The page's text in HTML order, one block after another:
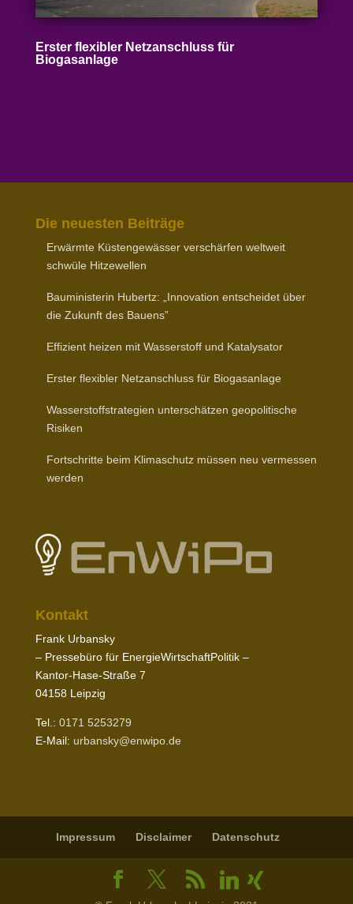
Erster flexibler Netz­an­schluss für
Biogasanlage
Die neuesten Beiträge
Erwärmte Küsten­ge­wässer verschärfen weltweit
schwüle Hitzewellen
Baumi­nis­terin Hubertz: „Inno­vation entscheidet über
die Zukunft des Bauens”
Effizient heizen mit Wasser­stoff und Katalysator
Erster flexibler Netz­an­schluss für Biogasanlage
Wasser­stoff­stra­tegien unter­schätzen geopo­li­tische
Risiken
Fort­schritte beim Klima­schutz müssen neu vermessen
werden
Kontakt
Frank Urbansky
– Pres­sebüro für EnergieWirtschaftPolitik –
Kantor-​Hase-​Straße 7
04158Leipzig
Tel.: 0171 5253279
E‑Mail: urbansky@​enwipo.​de
Impressum Disclaimer Daten­schutz